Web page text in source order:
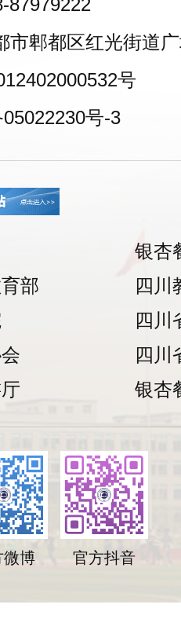
87979222
市郫都区红光街道
号
号-3
银杏
部
四川
四川
四川
银杏
微博 官方抖音